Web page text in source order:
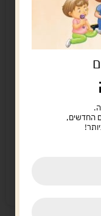
מילים למתחילים
English
החדשים,